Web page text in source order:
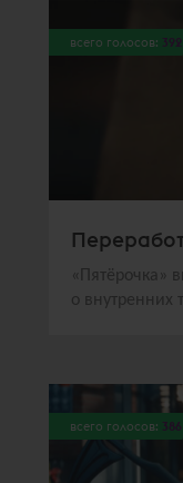
всего голосов: 392
«Пятёрочка»
о внутренних
всего голосов: 386